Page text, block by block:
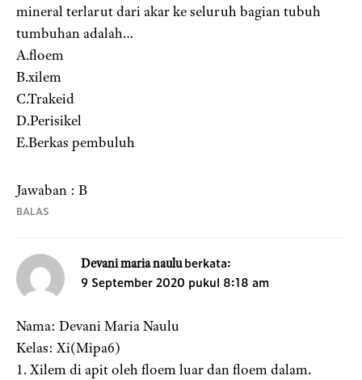
mineral terlarut dari akar ke seluruh bagian tubuh
tumbuhan adalah…
A.floem
B.xilem
C.Trakeid
D.Perisikel
E.Berkas pembuluh
Jawaban : B
BALAS
Devani maria naulu berkata:
9 September 2020 pukul 8:18 am
Nama: Devani Maria Naulu
Kelas: Xi(Mipa6)
1. Xilem di apit oleh floem luar dan floem dalam.